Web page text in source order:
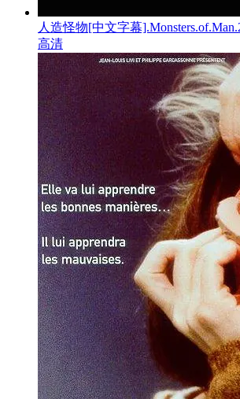
人造怪物[中文字幕
高清